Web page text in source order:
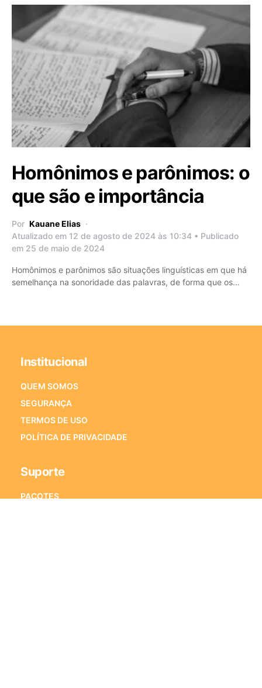
Homônimos e parônimos: o
que são e importância
Por Kauane Elias
Atualizado em 12 de agosto de 2024 às 10:34 • Publicado
em 25 de maio de 2024
Homônimos e parônimos são situações linguísticas em que há
semelhança na sonoridade das palavras, de forma que os…
Institucional
QUEM SOMOS
SEGURANÇA
TERMOS DE USO
POLÍTICA DE PRIVACIDADE
Suporte
PACOTES